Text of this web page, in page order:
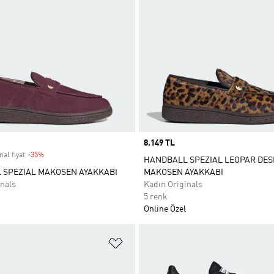
fiyat -35%Discount
MAKOSEN AYAKKABI
Price
8.149 TL
HANDBALL SPEZIAL LEOPAR
MAKOSEN AYAKKABI
Kadın Originals
5 renk
Online Özel